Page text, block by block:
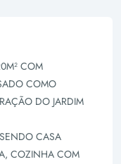
COM
COMO
DO JARDIM
CASA
COZINHA COM